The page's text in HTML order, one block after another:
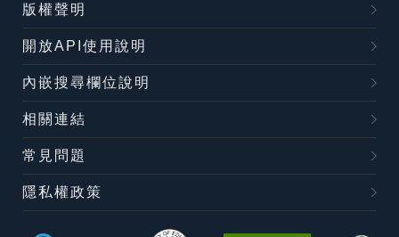
版權聲明
開放API使用說明
內嵌搜尋欄位說明
相關連結
常見問題
隱私權政策